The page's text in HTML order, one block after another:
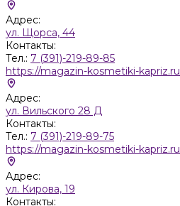
Адрес:
ул. Щорса, 44
Контакты:
Тел.: 7 (391)-219-89-85
https://magazin-kosmetiki-kapriz.ru
Адрес:
ул. Вильского 28 Д
Контакты:
Тел.: 7 (391)-219-89-75
https://magazin-kosmetiki-kapriz.ru
Адрес:
ул. Кирова, 19
Контакты: